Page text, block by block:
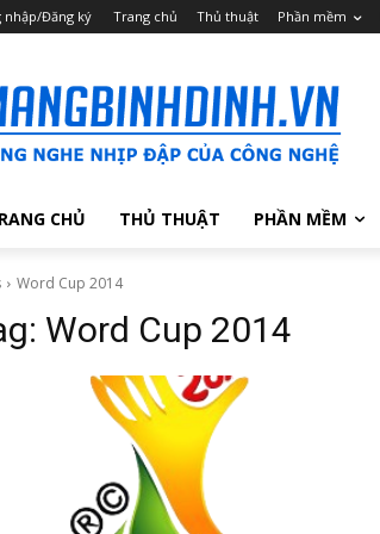
nhập/Đăng ký Trang chủ Thủ thuật Phần mềm
CHỦ THỦ THUẬT PHẦN MỀM
Word Cup 2014
Word Cup 2014